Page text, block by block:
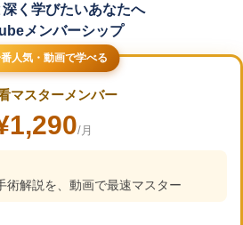
く学びたいあなたへ
メンバーシップ
番人気・動画で学べる
マスターメンバー
/月
術解説を、動画で最速マスター